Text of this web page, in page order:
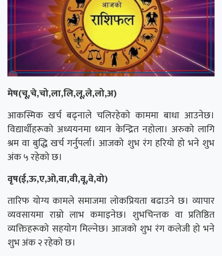
मेष(चू,चे,चो,ला,लि,लू,ले,लो,अ)
आकस्मिक खर्च बढ्नाले चलिरहेको काममा बाधा आउनेछ।
विद्यार्थीहरूको अध्ययनमा ध्यान केन्द्रित नहोला। अरुको लागि
श्रम वा बुद्धि खर्च गर्नुपर्ला। आजको शुभ रंग हरियो हो भने शुभ
अंक ५ रहेको छ।
वृष(ई,ऊ,ए,ओ,वा,वी,वू,वे,वो)
तारिफ योग्य कामले समाजमा लोकप्रियता बढाउने छ। व्यापार
व्यवसायमा राम्रो लाभ कमाइनेछ। शुभचिन्तक वा प्रतिष्ठित
व्यक्तिहरूको सहयोग मिल्नेछ। आजको शुभ रंग कलेजी हो भने
शुभ अंक २ रहेको छ।